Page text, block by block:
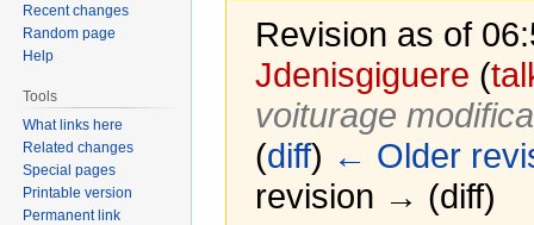
Revision as of
Jdenisgiguere (
voiturage
(diff) ← Older
revision → (diff)
Recent changes
Random page
Help
Tools
What links here
Related changes
Special pages
Printable version
Permanent link